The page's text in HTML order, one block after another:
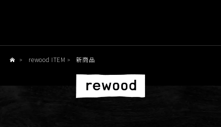
> rewood ITEM > 新商品